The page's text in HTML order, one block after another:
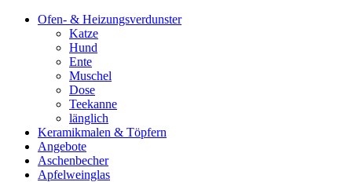
Ofen- & Heizungsverdunster
Katze
Hund
Ente
Muschel
Dose
Teekanne
länglich
Keramikmalen & Töpfern
Angebote
Aschenbecher
Apfelweinglas